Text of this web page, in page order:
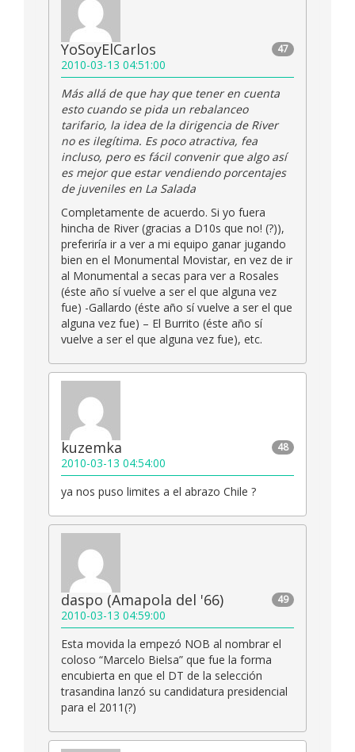
47
YoSoyElCarlos
2010-03-13 04:51:00
Más allá de que hay que tener en cuenta
esto cuando se pida un rebalanceo
tarifario, la idea de la dirigencia de River
no es ilegítima. Es poco atractiva, fea
incluso, pero es fácil convenir que algo así
es mejor que estar vendiendo porcentajes
de juveniles en La Salada
Completamente de acuerdo. Si yo fuera
hincha de River (gracias a D10s que no! (?)),
preferiría ir a ver a mi equipo ganar jugando
bien en el Monumental Movistar, en vez de ir
al Monumental a secas para ver a Rosales
(éste año sí vuelve a ser el que alguna vez
fue) -Gallardo (éste año sí vuelve a ser el que
alguna vez fue) – El Burrito (éste año sí
vuelve a ser el que alguna vez fue), etc.
48
kuzemka
2010-03-13 04:54:00
ya nos puso limites a el abrazo Chile ?
49
daspo (Amapola del '66)
2010-03-13 04:59:00
Esta movida la empezó NOB al nombrar el
coloso “Marcelo Bielsa” que fue la forma
encubierta en que el DT de la selección
trasandina lanzó su candidatura presidencial
para el 2011(?)